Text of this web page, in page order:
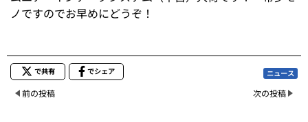
ノですのでお早めにどうぞ！
で共有 でシェア ニュース
前の投稿 次の投稿